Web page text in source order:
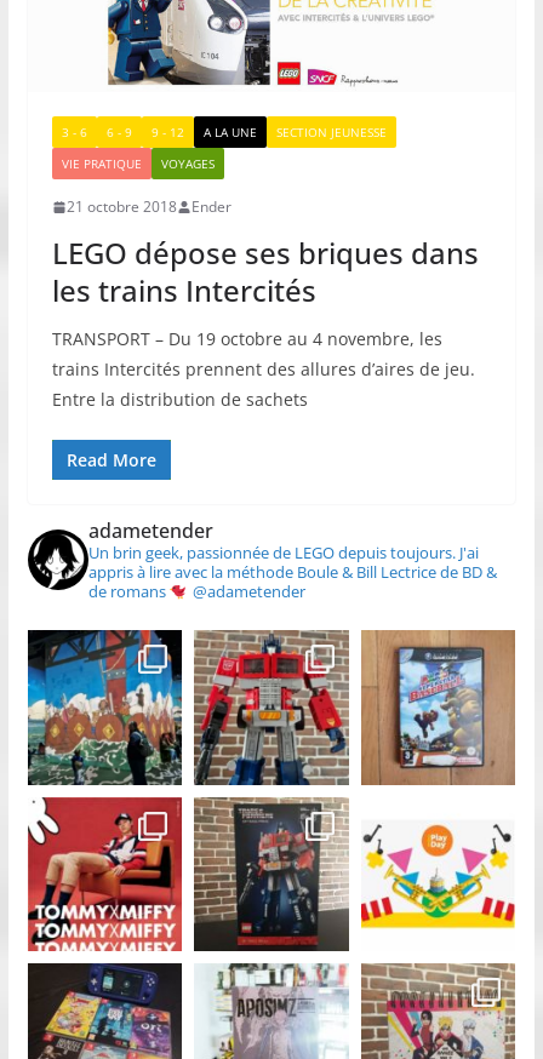
3 - 6 6 - 9 9 - 12 A LA UNE
SECTION JEUNESSE
VIE PRATIQUE
VOYAGES
21 octobre 2018 Ender
LEGO dépose ses briques dans
les trains Intercités
TRANSPORT – Du 19 octobre au 4 novembre, les
trains Intercités prennent des allures d’aires de jeu.
Entre la distribution de sachets
Read More
adametender
Un brin geek, passionnée de LEGO depuis toujours.J'ai
appris à lire avec la méthode Boule & Bill Lectrice de BD &
de romans
@adametender